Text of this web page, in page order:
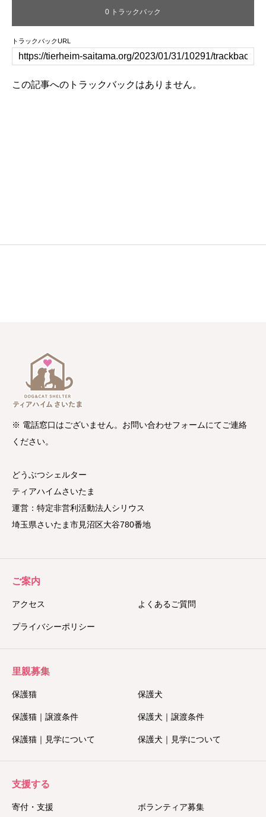
0 トラックバック
トラックバックURL
この記事へのトラックバックはありません。
※ 電話窓口はございません。お問い合わせフォームにてご連絡
ください。
どうぶつシェルター
ティアハイムさいたま
運営：特定非営利活動法人シリウス
埼玉県さいたま市見沼区大谷780番地
ご案内
アクセス よくあるご質問
プライバシーポリシー
里親募集
保護猫 保護犬
保護猫｜譲渡条件 保護犬｜譲渡条件
保護猫｜見学について 保護犬｜見学について
支援する
寄付・支援 ボランティア募集